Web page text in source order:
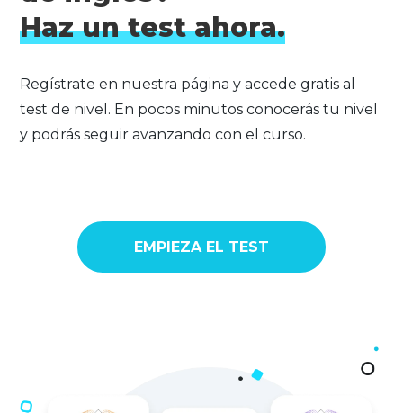
Haz un test ahora.
Regístrate en nuestra página y accede gratis al
test de nivel. En pocos minutos conocerás tu nivel
y podrás seguir avanzando con el curso.
EMPIEZA EL TEST